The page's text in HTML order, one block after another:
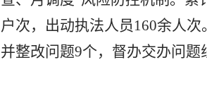
户次，出动执法人员 160余人次
并整改问题9个，督办交办问题